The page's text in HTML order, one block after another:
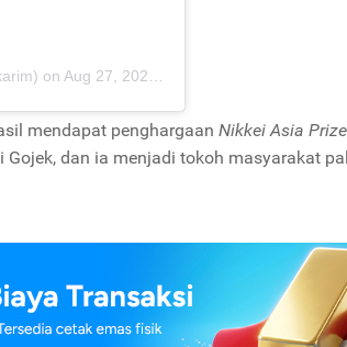
on Aug 27, 2020 at 2:21am PDT
mendapat penghargaan Nikkei Asia Prize
dan ia menjadi tokoh masyarakat